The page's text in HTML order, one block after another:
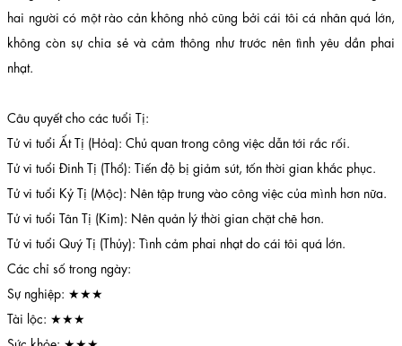
hai người có một rào cản không nhỏ cũng bởi cái tôi cá nhân quá lớn,
không còn sự chia sẻ và cảm thông như trước nên tình yêu dần phai
nhạt.
Câu quyết cho các tuổi Tị:
Tử vi tuổi Ất Tị (Hỏa): Chủ quan trong công việc dẫn tới rắc rối.
Tử vi tuổi Đinh Tị (Thổ): Tiến độ bị giảm sút, tốn thời gian khắc phục.
Tử vi tuổi Kỷ Tị (Mộc): Nên tập trung vào công việc của mình hơn nữa.
Tử vi tuổi Tân Tị (Kim): Nên quản lý thời gian chặt chẽ hơn.
Tử vi tuổi Quý Tị (Thủy): Tình cảm phai nhạt do cái tôi quá lớn.
Các chỉ số trong ngày:
Sự nghiệp: ★★★
Tài lộc: ★★★
Sức khỏe: ★★★